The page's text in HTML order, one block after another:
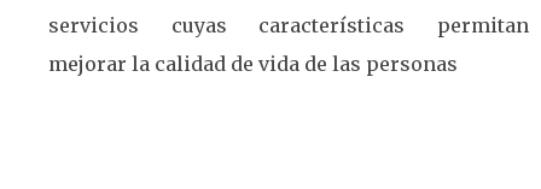
servicios cuyas características permitan
mejorar la calidad de vida de las personas